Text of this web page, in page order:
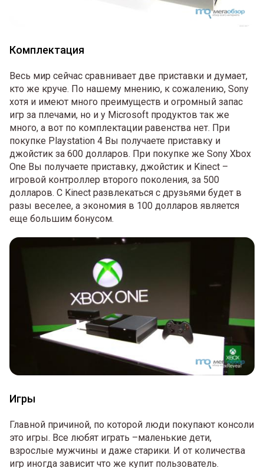
Комплектация
Весь мир сейчас сравнивает две приставки и думает,
кто же круче. По нашему мнению, к сожалению, Sony
хотя и имеют много преимуществ и огромный запас
игр за плечами, но и у Microsoft продуктов так же
много, а вот по комплектации равенства нет. При
покупке Playstation 4 Вы получаете приставку и
джойстик за 600 долларов. При покупке же Sony Xbox
One Вы получаете приставку, джойстик и Kinect –
игровой контроллер второго поколения, за 500
долларов. С Kinect развлекаться с друзьями будет в
разы веселее, а экономия в 100 долларов является
еще большим бонусом.
Игры
Главной причиной, по которой люди покупают консоли
это игры. Все любят играть –маленькие дети,
взрослые мужчины и даже старики. И от количества
игр иногда зависит что же купит пользователь.